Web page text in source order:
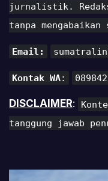
jurnalistik.
tanpa
Email:
Kontak WA:
DISCLAIMER:
tanggung jawab